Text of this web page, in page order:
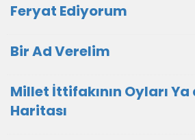
Feryat Ediyorum
Bir Ad Verelim
Millet İttifakının Oyları Ya
Haritası